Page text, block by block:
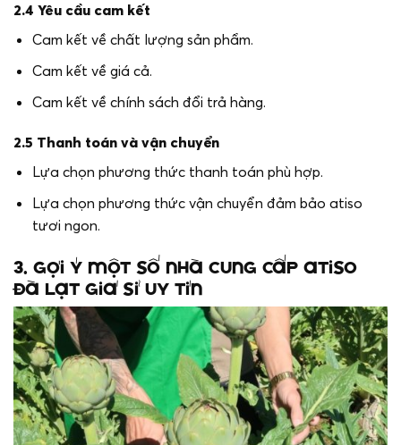
2.4 Yêu cầu cam kết
Cam kết về chất lượng sản phẩm.
Cam kết về giá cả.
Cam kết về chính sách đổi trả hàng.
2.5 Thanh toán và vận chuyển
Lựa chọn phương thức thanh toán phù hợp.
Lựa chọn phương thức vận chuyển đảm bảo atiso
tươi ngon.
3. Gợi ý một số nhà cung cấp atiso
Đà Lạt giá sỉ uy tín